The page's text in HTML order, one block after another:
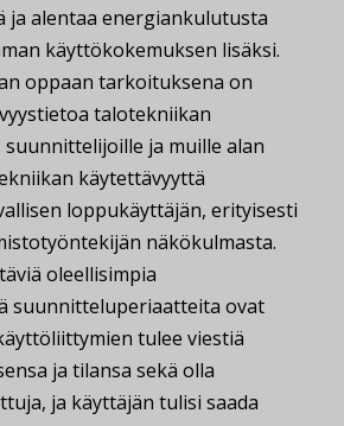
ja alentaa energiankulutusta
käyttökokemuksen lisäksi.
oppaan tarkoituksena on
talotekniikan
ja muille alan
käytettävyyttä
loppukäyttäjän, erityisesti
näkökulmasta.
oleellisimpia
suunnitteluperiaatteita ovat
tulee viestiä
ja tilansa sekä olla
ja käyttäjän tulisi saada